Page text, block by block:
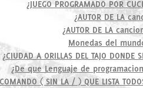
¿JUEGO PROGRAMADO POR
¿AUTOR DE LA
¿AUTOR DE LA
Monedas del
¿CIUDAD A ORILLAS DEL TAJO DONDE
¿De que Lenguaje de
( SIN LA / ) QUE LISTA